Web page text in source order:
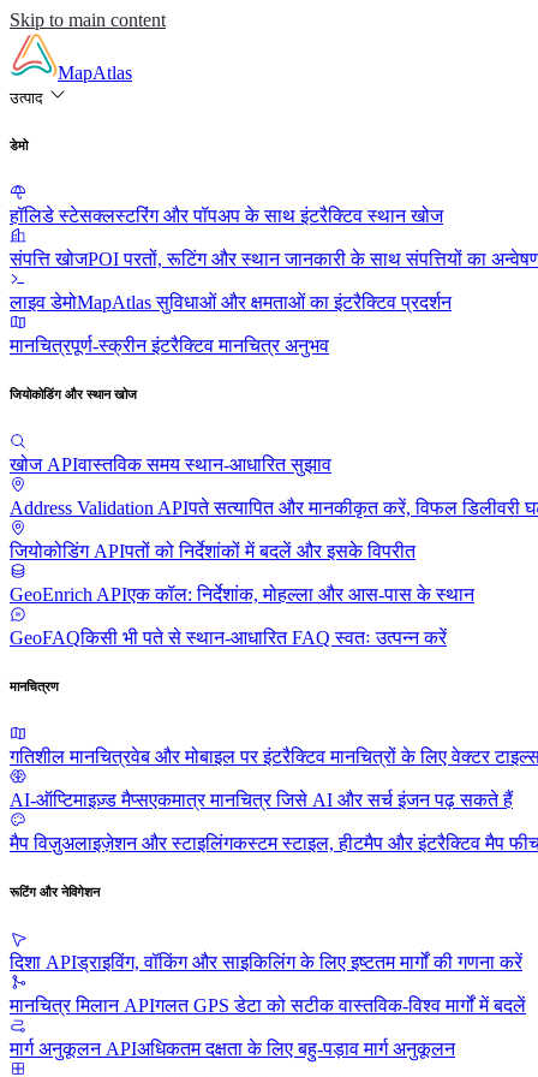
Skip to main content
MapAtlas
उत्पाद
डेमो
हॉलिडे स्टेसक्लस्टरिंग और पॉपअप के साथ इंटरैक्टिव स्थान खोज
संपत्ति खोजPOI परतों, रूटिंग और स्थान जानकारी के साथ संपत्तियों का
लाइव डेमोMapAtlas सुविधाओं और क्षमताओं का इंटरैक्टिव प्रदर्शन
मानचित्रपूर्ण-स्क्रीन इंटरैक्टिव मानचित्र अनुभव
जियोकोडिंग और स्थान खोज
खोज APIवास्तविक समय स्थान-आधारित सुझाव
Address Validation APIपते सत्यापित और मानकीकृत करें, विफल डिलीवरी
जियोकोडिंग APIपतों को निर्देशांकों में बदलें और इसके विपरीत
GeoEnrich APIएक कॉल: निर्देशांक, मोहल्ला और आस-पास के स्थान
GeoFAQकिसी भी पते से स्थान-आधारित FAQ स्वतः उत्पन्न करें
मानचित्रण
गतिशील मानचित्रवेब और मोबाइल पर इंटरैक्टिव मानचित्रों के लिए वेक्टर
AI-ऑप्टिमाइज़्ड मैप्सएकमात्र मानचित्र जिसे AI और सर्च इंजन पढ़ सकते हैं
मैप विज़ुअलाइज़ेशन और स्टाइलिंगकस्टम स्टाइल, हीटमैप और इंटरैक्टिव मैप
रूटिंग और नेविगेशन
दिशा APIड्राइविंग, वॉकिंग और साइकिलिंग के लिए इष्टतम मार्गों की गणना करें
मानचित्र मिलान APIगलत GPS डेटा को सटीक वास्तविक-विश्व मार्गों में बदलें
मार्ग अनुकूलन APIअधिकतम दक्षता के लिए बहु-पड़ाव मार्ग अनुकूलन